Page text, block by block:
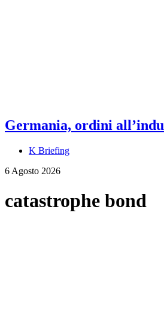
Germania, ordini
K Briefing
6 Agosto 2026
catastrophe bond